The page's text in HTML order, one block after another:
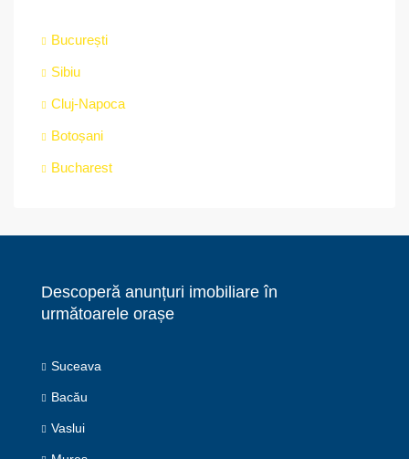
București
Sibiu
Cluj-Napoca
Botoșani
Bucharest
Descoperă anunțuri imobiliare în
următoarele orașe
Suceava
Bacău
Vaslui